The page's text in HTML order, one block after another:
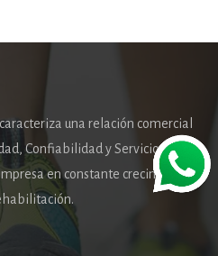
una relación comercial
Confiabilidad y Servicio,
en constante crecimiento